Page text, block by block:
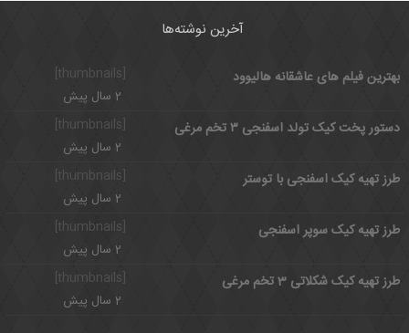
آخرین نوشته‌ها
بهترین فیلم های عاشقانه هالیوود
2 سال پیش
[thumbnails]
دستور پخت کیک تولد اسفنجی ۳ تخم مرغی
2 سال پیش
طرز تهیه کیک اسفنجی با توستر
2 سال پیش
[thumbnails]
طرز تهیه کیک سوپر اسفنجی
2 سال پیش
طرز تهیه کیک شکلاتی 3 تخم مرغی
2 سال پیش